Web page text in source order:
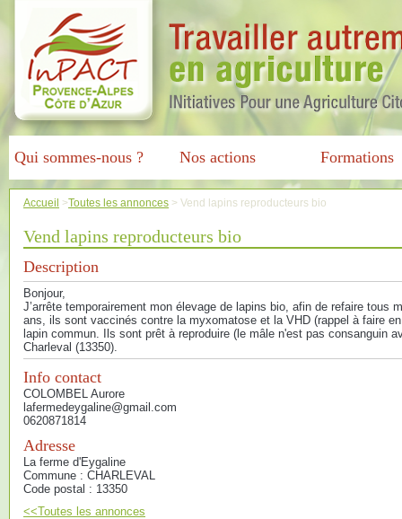
Qui sommes-nous ? Nos actions Formations
Accueil >Toutes les annonces > Vend lapins reproducteurs bio
Vend lapins reproducteurs bio
Description
Bonjour,
J’arrête temporairement mon élevage de lapins bio, afin de refaire
ans, ils sont vaccinés contre la myxomatose et la VHD (rappel à faire
lapin commun. Ils sont prêt à reproduire (le mâle n'est pas consanguin
Charleval (13350).
Info contact
COLOMBEL Aurore
lafermedeygaline@gmail.com
0620871814
Adresse
La ferme d'Eygaline
Commune : CHARLEVAL
Code postal : 13350
<<Toutes les annonces